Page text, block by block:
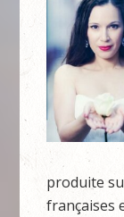
produite
françaises